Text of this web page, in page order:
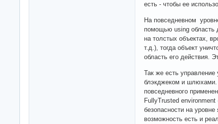
есть - чтобы ее
На повседневном
помощью using область
на толстых объектах,
т.д.), тогда объект
область его действия.
Так же есть управление
блэкджеком и
повседневного
FullyTrusted
безопасности на
возможность есть и